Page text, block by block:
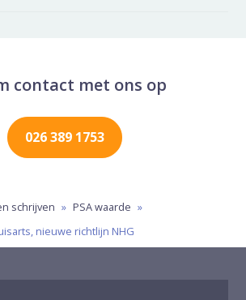
contact met ons op
026 389 1753
schrijven » PSA waarde »
nieuwe richtlijn NHG